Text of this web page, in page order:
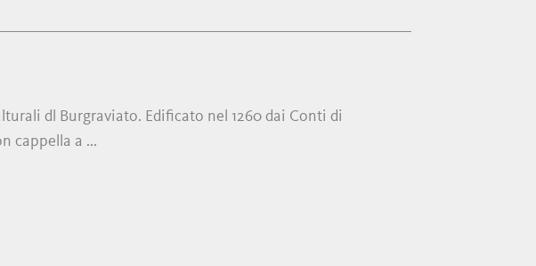
dl Burgraviato. Edificato nel 1260 dai Conti di
cappella a ...